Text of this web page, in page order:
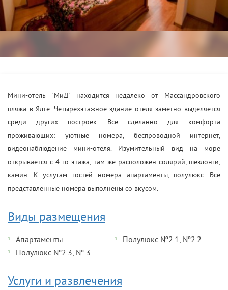
Мини-отель "МиД" находится недалеко от Массандровского
пляжа в Ялте. Четырехэтажное здание отеля заметно выделяется
среди других построек. Все сделанно для комфорта
проживающих: уютные номера, беспроводной интернет,
видеонаблюдение мини-отеля. Изумительный вид на море
открывается с 4-го этажа, там же расположен солярий, шезлонги,
камин. К услугам гостей номера апартаменты, полулюкс. Все
представленные номера выполнены со вкусом.
Виды размещения
Апартаменты
Полулюкс №2.1, №2.2
Полулюкс №2.3, № 3
Услуги и развлечения